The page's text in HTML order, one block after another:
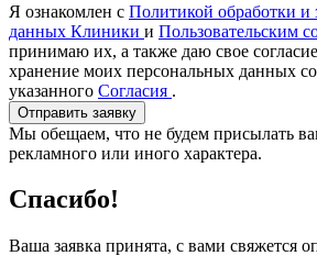
Я ознакомлен с Политикой обработки
данных Клиники и Пользовательским
принимаю их, а также даю свое
хранение моих персональных данных
указанного Согласия .
Отправить заявку
Мы обещаем, что не будем присылать
рекламного или иного характера.
Спасибо!
Ваша заявка принята, с вами свяжется